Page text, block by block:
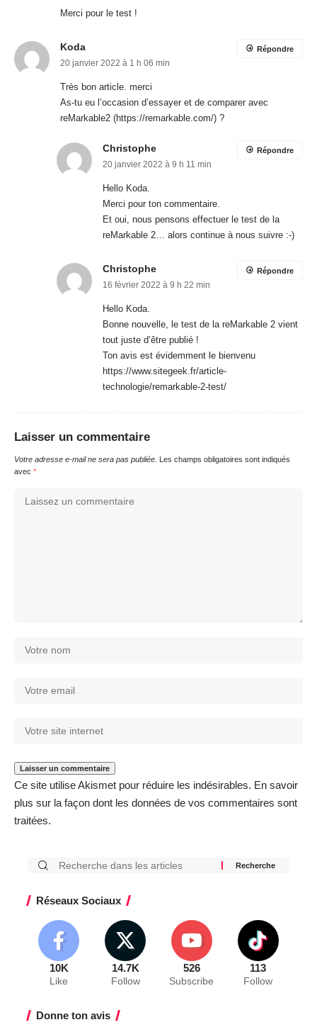
Merci pour le test !
Koda
20 janvier 2022 à 1 h 06 min
Très bon article. merci
As-tu eu l’occasion d’essayer et de comparer avec
reMarkable2 (https://remarkable.com/) ?
Répondre
Christophe
20 janvier 2022 à 9 h 11 min
Hello Koda.
Merci pour ton commentaire.
Et oui, nous pensons effectuer le test de la
reMarkable 2… alors continue à nous suivre :-)
Répondre
Christophe
16 février 2022 à 9 h 22 min
Hello Koda.
Bonne nouvelle, le test de la reMarkable 2 vient
tout juste d’être publié !
Ton avis est évidemment le bienvenu
https://www.sitegeek.fr/article-
technologie/remarkable-2-test/
Répondre
Laisser un commentaire
Votre adresse e-mail ne sera pas publiée. Les champs obligatoires sont indiqués
avec *
Ce site utilise Akismet pour réduire les indésirables. En savoir
plus sur la façon dont les données de vos commentaires sont
traitées.
Réseaux Sociaux
10K
Like
14.7K
Follow
526
Subscribe
113
Follow
Donne ton avis